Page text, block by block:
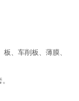
、车削板、薄膜、